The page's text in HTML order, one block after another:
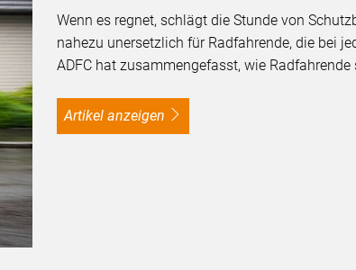
Wenn es regnet, schlägt die Stunde von
nahezu unersetzlich für Radfahrende, die bei
ADFC hat zusammengefasst, wie Radfahrende
Artikel anzeigen